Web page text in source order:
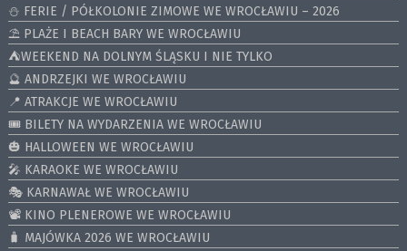
⛄️ FERIE / PÓŁKOLONIE ZIMOWE WE WROCŁAWIU – 2026
⛱️ PLAŻE I BEACH BARY WE WROCŁAWIU
⛺️WEEKEND NA DOLNYM ŚLĄSKU I NIE TYLKO
🔮 ANDRZEJKI WE WROCŁAWIU
📍 ATRAKCJE WE WROCŁAWIU
🎟️ BILETY NA WYDARZENIA WE WROCŁAWIU
🎃 HALLOWEEN WE WROCŁAWIU
🎤 KARAOKE WE WROCŁAWIU
🎭 KARNAWAŁ WE WROCŁAWIU
📽️ KINO PLENEROWE WE WROCŁAWIU
🧳 MAJÓWKA 2026 WE WROCŁAWIU